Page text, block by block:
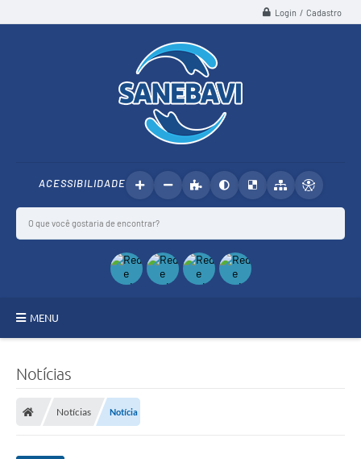
Login / Cadastro
ACESSIBILIDADE
MENU
ÁGUA
Notícias
Notícias Notícia